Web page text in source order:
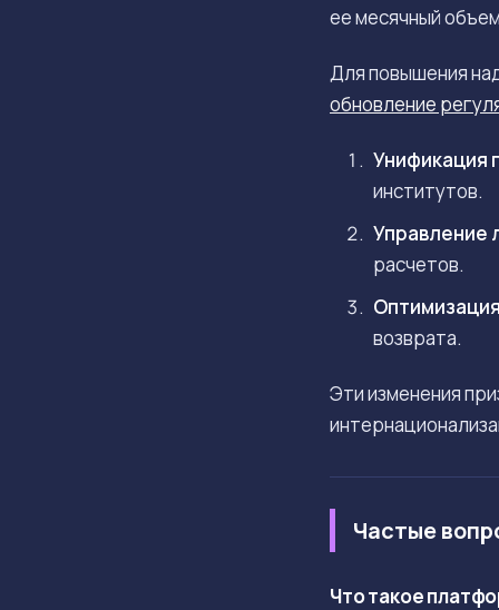
ее месячный
Для повышения
обновление
Унификация
институтов.
Управление
расчетов.
возврата.
Эти изменения
Частые
Что такое